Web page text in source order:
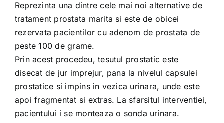
Reprezinta una dintre cele mai noi alternative de
tratament prostata marita si este de obicei
rezervata pacientilor cu adenom de prostata de
peste 100 de grame.
Prin acest procedeu, tesutul prostatic este
disecat de jur imprejur, pana la nivelul capsulei
prostatice si impins in vezica urinara, unde este
apoi fragmentat si extras. La sfarsitul interventiei,
pacientului i se monteaza o sonda urinara.